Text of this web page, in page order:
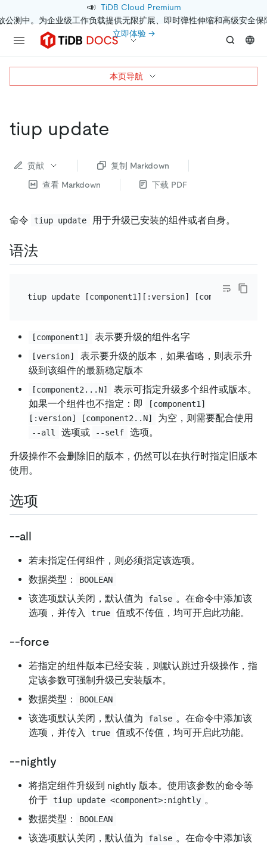
📣 TiDB Cloud Premium
公测中。为企业级工作负载提供无限扩展、即时弹性伸缩和高级安全保
立即体验 →
tiup update
贡献
复制 Markdown
查看 Markdown
下载 PDF
命令 tiup update 用于升级已安装的组件或者自身。
语法
[component1] 表示要升级的组件名字
[version]
表示要升级的版本，如果省略，则表示升
级到该组件的最新稳定版本
[component2...N]
表示可指定升级多个组件或版本。
如果一个组件也不指定：即
[component1]
[:version] [component2..N]
为空，则需要配合使用
--all 选项或 --self 选项。
升级操作不会删除旧的版本，仍然可以在执行时指定旧版本
使用。
选项
--all
若未指定任何组件，则必须指定该选项。
数据类型：
BOOLEAN
该选项默认关闭，默认值为 false 。在命令中添加该
选项，并传入
true 值或不传值，均可开启此功能。
--force
若指定的组件版本已经安装，则默认跳过升级操作，指
定该参数可强制升级已安装版本。
数据类型：
BOOLEAN
该选项默认关闭，默认值为 false 。在命令中添加该
选项，并传入
true 值或不传值，均可开启此功能。
--nightly
将指定组件升级到 nightly 版本。使用该参数的命令等
价于 tiup update <component>:nightly 。
数据类型：
BOOLEAN
该选项默认关闭，默认值为 false 。在命令中添加该
本页导航